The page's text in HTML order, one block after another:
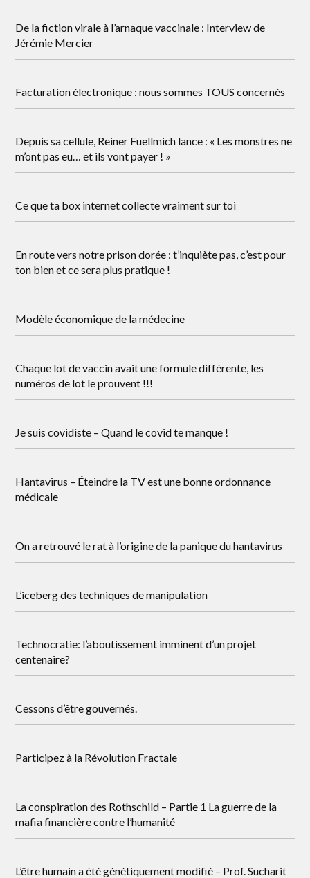
De la fiction virale à l’arnaque vaccinale : Interview de
Jérémie Mercier
Facturation électronique : nous sommes TOUS concernés
Depuis sa cellule, Reiner Fuellmich lance : « Les monstres ne
m’ont pas eu… et ils vont payer ! »
Ce que ta box internet collecte vraiment sur toi
En route vers notre prison dorée : t’inquiète pas, c’est pour
ton bien et ce sera plus pratique !
Modèle économique de la médecine
Chaque lot de vaccin avait une formule différente, les
numéros de lot le prouvent !!!
Je suis covidiste – Quand le covid te manque !
Hantavirus – Éteindre la TV est une bonne ordonnance
médicale
On a retrouvé le rat à l’origine de la panique du hantavirus
L’iceberg des techniques de manipulation
Technocratie: l’aboutissement imminent d’un projet
centenaire?
Cessons d’être gouvernés.
Participez à la Révolution Fractale
La conspiration des Rothschild – Partie 1 La guerre de la
mafia financière contre l’humanité
L’être humain a été génétiquement modifié – Prof. Sucharit